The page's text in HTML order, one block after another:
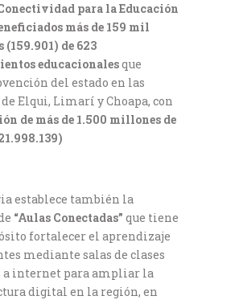
para la Educación
más de 159 mil
de 623
educacionalesque
del estado en las
Elqui, Limarí y Choapa, con
de más de 1.500 millones de
establece también la
“Aulas Conectadas” que tiene
fortalecer el aprendizaje
mediante salas de clases
a internet para ampliar la
digital en la región, en